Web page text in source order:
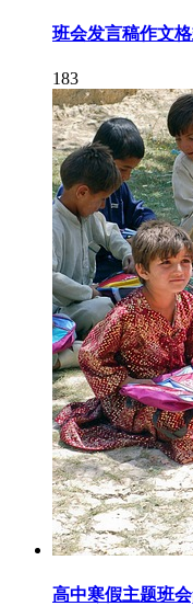
班会发言稿作文
183
高中寒假主题班